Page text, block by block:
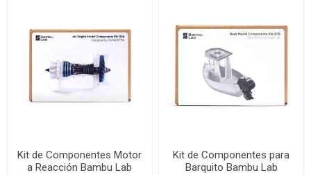
Kit de Componentes Motor
a Reacción Bambu Lab
Kit de Componentes para
Barquito Bambu Lab